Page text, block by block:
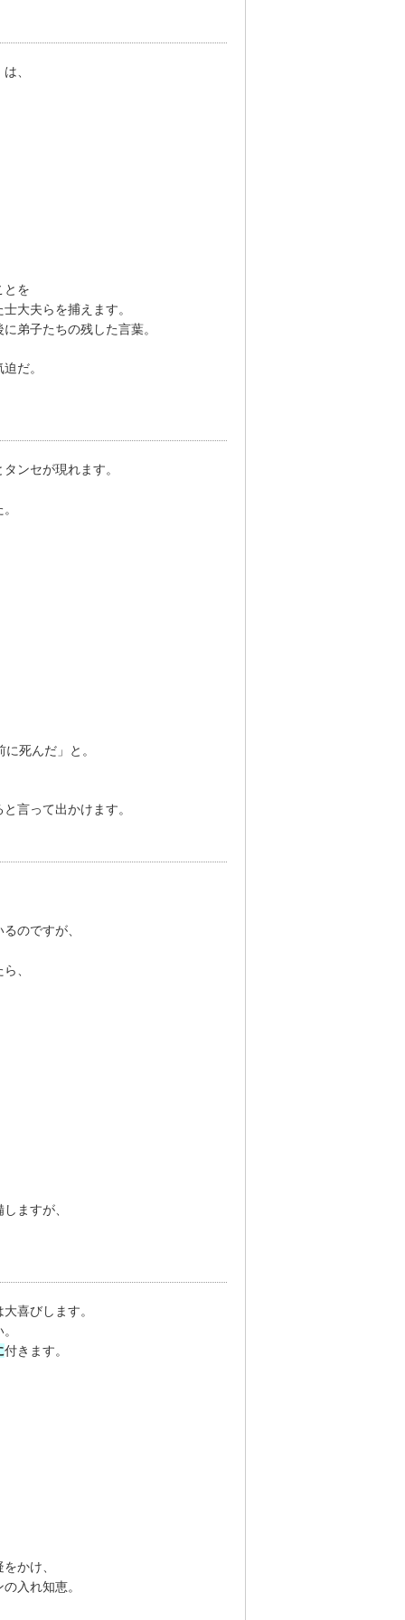
、
とを
大夫らを捕えます。
弟子たちの残した言葉。
だ。
ンセが現れます。
死んだ」と。
言って出かけます。
のですが、
、
ますが、
喜びします。
付きます。
かけ、
入れ知恵。